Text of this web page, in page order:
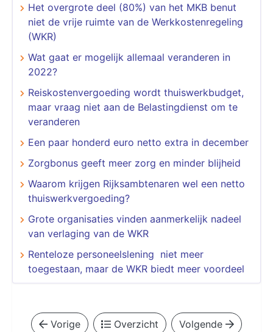
Het overgrote deel (80%) van het MKB benut
niet de vrije ruimte van de Werkkostenregeling
(WKR)
Wat gaat er mogelijk allemaal veranderen in
2022?
Reiskostenvergoeding wordt thuiswerkbudget,
maar vraag niet aan de Belastingdienst om te
veranderen
Een paar honderd euro netto extra in december
Zorgbonus geeft meer zorg en minder blijheid
Waarom krijgen Rijksambtenaren wel een netto
thuiswerkvergoeding?
Grote organisaties vinden aanmerkelijk nadeel
van verlaging van de WKR
Renteloze personeelslening niet meer
toegestaan, maar de WKR biedt meer voordeel
Vorige Overzicht Volgende